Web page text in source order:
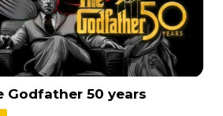
Godfather 50 years